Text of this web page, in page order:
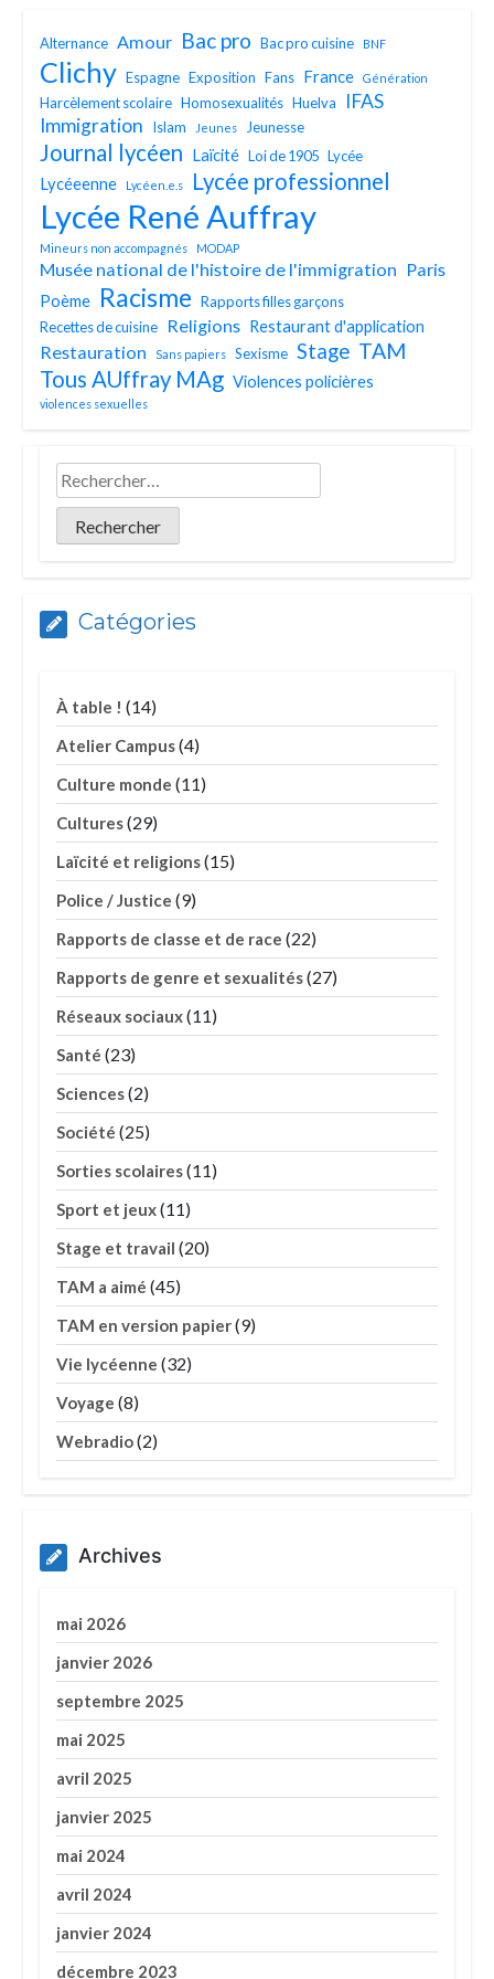
Alternance Amour Bac pro Bac pro cuisine BNF
Clichy Espagne Exposition Fans France Génération
Harcèlement scolaire Homosexualités Huelva
IFAS
Immigration
Islam Jeunes Jeunesse
Journal lycéen Laïcité Loi de 1905 Lycée
Lycéeenne Lycéen.e.s Lycée professionnel
Lycée René Auffray
Mineurs non accompagnés MODAP
Musée national de l'histoire de l'immigration Paris
Poème Racisme Rapports filles garçons
Recettes de cuisine
Religions Restaurant d'application
Restauration Sans papiers Sexisme Stage TAM
Tous AUffray MAg Violences policières
violences sexuelles
Catégories
À table ! (14)
Atelier Campus(4)
Culture monde (11)
Cultures(29)
Laïcité et religions(15)
Police / Justice (9)
Rapports de classe et de race (22)
Rapports de genre et sexualités(27)
Réseaux sociaux(11)
Santé (23)
Sciences(2)
Société (25)
Sorties scolaires(11)
Sport et jeux(11)
Stage et travail (20)
TAM a aimé (45)
TAM en version papier(9)
Vie lycéenne (32)
Voyage (8)
Webradio(2)
Archives
mai 2026
janvier 2026
septembre 2025
mai 2025
avril 2025
janvier 2025
mai 2024
avril 2024
janvier 2024
décembre 2023